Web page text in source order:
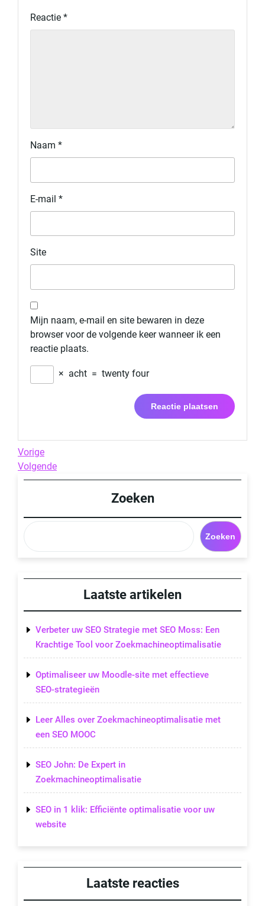
Reactie *
Naam *
E-mail *
Site
Mijn naam, e-mail en site bewaren in deze
browser voor de volgende keer wanneer ik een
reactie plaats.
× acht = twenty four
Berichtnavigatie
Previous
Post
Vorige
Next
Post
Volgende
Zoeken
Zoeken
Laatste artikelen
Verbeter uw SEO Strategie met SEO Moss: Een
Krachtige Tool voor Zoekmachineoptimalisatie
Optimaliseer uw Moodle-site met effectieve
SEO-strategieën
Leer Alles over Zoekmachineoptimalisatie met
een SEO MOOC
SEO John: De Expert in
Zoekmachineoptimalisatie
SEO in 1 klik: Efficiënte optimalisatie voor uw
website
Laatste reacties